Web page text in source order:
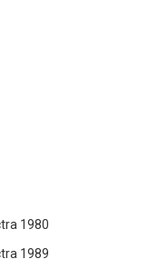
1980
1989